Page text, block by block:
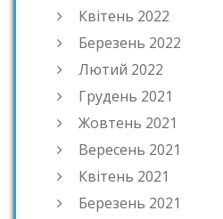
Квітень 2022
Березень 2022
Лютий 2022
Грудень 2021
Жовтень 2021
Вересень 2021
Квітень 2021
Березень 2021